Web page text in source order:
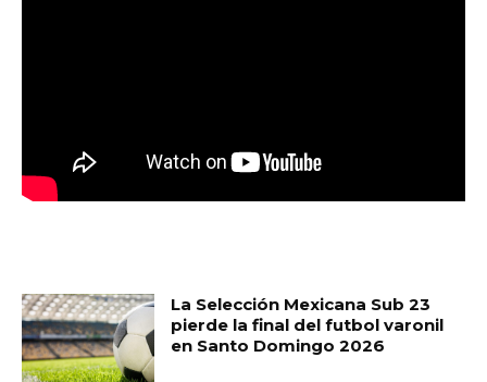
La Selección Mexicana Sub 23
pierde la final del futbol varonil
en Santo Domingo 2026